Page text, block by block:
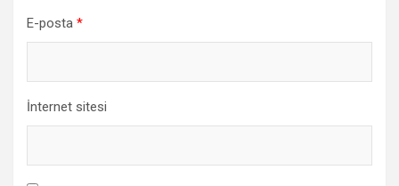
E-posta *
İnternet sitesi